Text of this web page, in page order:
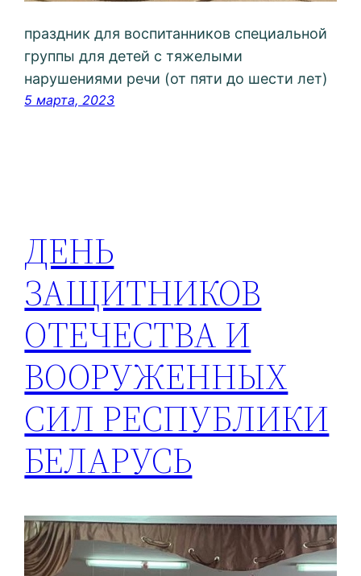
праздник для воспитанников специальной
группы для детей с тяжелыми
нарушениями речи (от пяти до шести лет)
5 марта, 2023
ДЕНЬ
ЗАЩИТНИКОВ
ОТЕЧЕСТВА И
ВООРУЖЕННЫХ
СИЛ РЕСПУБЛИКИ
БЕЛАРУСЬ